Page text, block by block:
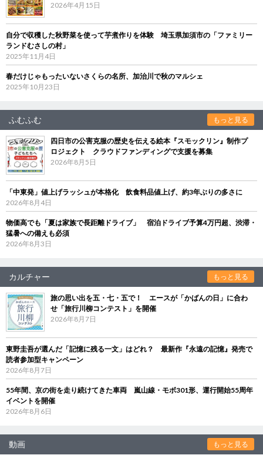
2026年4月15日
自分で収穫した秋野菜を使って芋煮作りを体験 埼玉県加須市の「ファミリー
ランドむさしの村」
2025年11月4日
春だけじゃもったいないさくらの名所、加治川で秋のマルシェ
2025年10月23日
ふむふむ もっと見る
四日市の公害克服の歴史を伝える絵本『スモックリン』制作プ
ロジェクト クラウドファンディングで支援を募集
2026年8月5日
「中東発」値上げラッシュが本格化 飲食料品値上げ、約3年ぶりの多さに
2026年8月4日
物価高でも「夏は家族で長距離ドライブ」 宿泊ドライブ予算4万円超、渋滞・
猛暑への備えも必須
2026年8月3日
カルチャー もっと見る
旅の思い出を五・七・五で！ エースが「かばんの日」に合わ
せ「旅行川柳コンテスト」を開催
2026年8月7日
東野圭吾が選んだ「記憶に残る一文」はどれ？ 最新作『永遠の記憶』発売で
読者参加型キャンペーン
2026年8月7日
55年間、京の街を走り続けてきた車両 嵐山線・モボ301形、運行開始55周年
イベントを開催
2026年8月6日
動画 もっと見る